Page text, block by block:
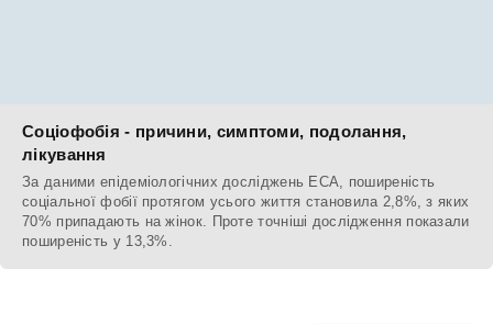
Соціофобія - причини, симптоми, подолання,
лікування
За даними епідеміологічних досліджень ECA, поширеність
соціальної фобії протягом усього життя становила 2,8%, з яких
70% припадають на жінок. Проте точніші дослідження показали
поширеність у 13,3%.